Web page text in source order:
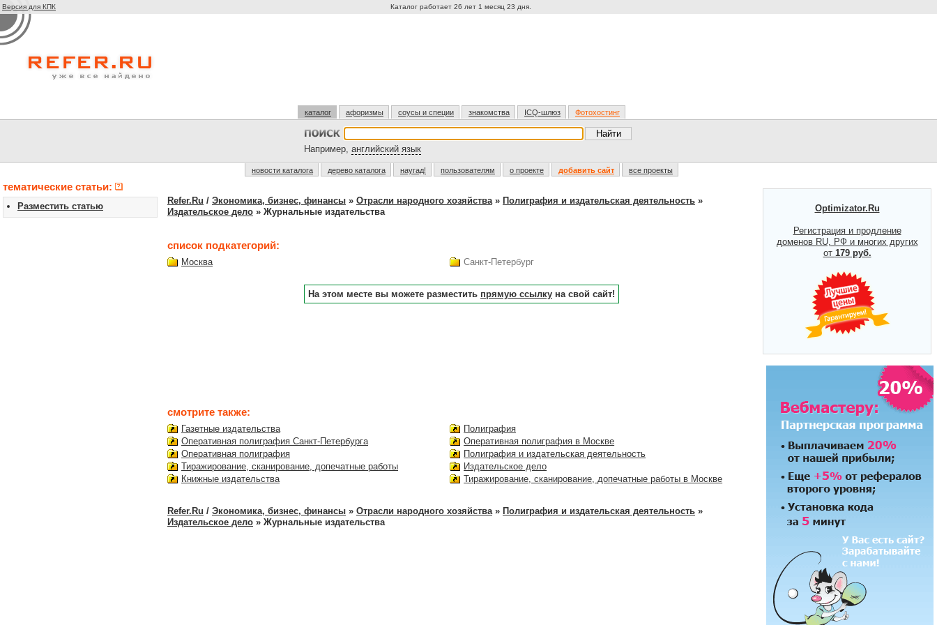
Версия для КПК Каталог работает 26 лет 1 месяц 23 дня.
каталог афоризмы соусы и специи знакомства ICQ-шлюз Фотохостинг
Например, английский язык
новости каталога дерево каталога наугад! пользователям о проекте добавить сайт все проекты
тематические статьи:
Разместить статью
Refer.Ru / Экономика, бизнес, финансы » Отрасли народного хозяйства» Полиграфия и издательская деятельность »
Издательское дело » Журнальные издательства
список подкатегорий:
Москва Санкт-Петербург
На этом месте вы можете разместить прямую ссылку на свой сайт!
смотрите также:
Газетные издательства
Оперативная полиграфия Санкт-Петербурга
Оперативная полиграфия
Тиражирование, сканирование, допечатные работы
Книжные издательства
Полиграфия
Оперативная полиграфия в Москве
Полиграфия и издательская деятельность
Издательское дело
Тиражирование, сканирование, допечатные работы в Москве
Refer.Ru / Экономика, бизнес, финансы » Отрасли народного хозяйства » Полиграфия и издательская деятельность »
Издательское дело » Журнальные издательства
Optimizator.Ru
Регистрация и продление
доменов RU, РФ и многих других
от 179 руб.